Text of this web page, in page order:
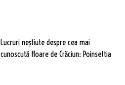
Lucruri neștiute despre cea mai
cunoscută floare de Crăciun: Poinsettia